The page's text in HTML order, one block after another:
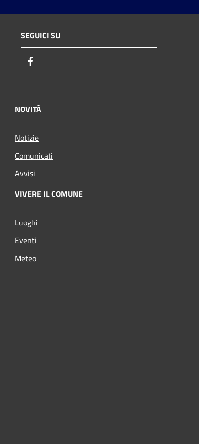
SEGUICI SU
NOVITÀ
Notizie
Comunicati
Avvisi
VIVERE IL COMUNE
Luoghi
Eventi
Meteo